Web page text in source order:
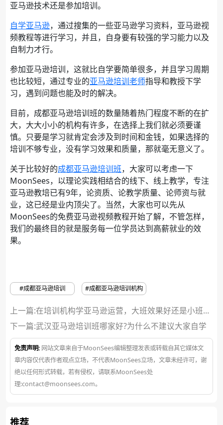
亚马逊技术还是参加培训。
自学亚马逊，通过搜集的一些亚马逊学习资料，亚马逊视
频教程等进行学习，并且，自身要有较强的学习能力以及
自制力才行。
参加亚马逊培训，这就比自学要简单很多，并且学习周期
也比较短，通过专业的亚马逊培训老师指导和教授下学
习，遇到问题也能及时的解决。
目前，成都亚马逊培训班的数量随着热门程度不断的在扩
大，大大小小的机构有许多，在选择上我们就必须要谨
慎。只要是学习就肯定会涉及到时间和金钱，如果选择的
培训不够专业，没有学习效果和质量，那就毫无意义了。
关于比较好的成都亚马逊培训班，大家可以考虑一下
MoonSees，以理论实践相结合的线下、线上教学，专注
亚马逊教培已有9年，论资质、论教学质量、论师资与就
业，这已经是业内顶尖了。当然，大家也可以先从
MoonSees的免费亚马逊视频教程开始了解，不管怎样，
我们的最终目的就是服务每一位学员达到高薪就业的效
果。
#成都亚马逊培训 #成都亚马逊培训机构
上一篇:在培训机构学亚马逊运营，大班效果好还是小班效
果好呢?
下一篇:武汉亚马逊培训班哪家好?为什么不建议大家自学
免责声明: 网站文章来自于MoonSees编辑整理发表或转载自其它媒体文
章内容仅代表作者观点立场，不代表MoonSees立场，文章未经许可，谢
绝以任何形式转载，若有侵权，请联系MoonSees处
理:contact@moonsees.com。
推荐